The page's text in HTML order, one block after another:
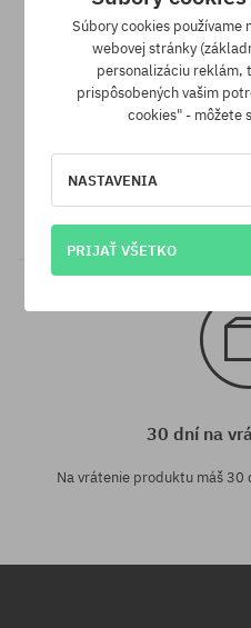
Máme najlepšie ceny, ale keď
30 dní na
Na vrátenie produktu máš 30
Súbory cookies používame
webovej stránky
personalizáciu reklám,
prispôsobených vašim
cookies" - môžete
NASTAVENIA
PRIJAŤ VŠETKO